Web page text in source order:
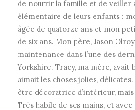
de nourrir la famille et de veiller
élémentaire de leurs enfants :
âgée de quatorze ans et mon
de six ans. Mon père, Jason
maintenance dans l’une des
Yorkshire. Tracy, ma mère, avait
aimait les choses jolies,
être décoratrice d’intérieur, mais
Très habile de ses mains, et